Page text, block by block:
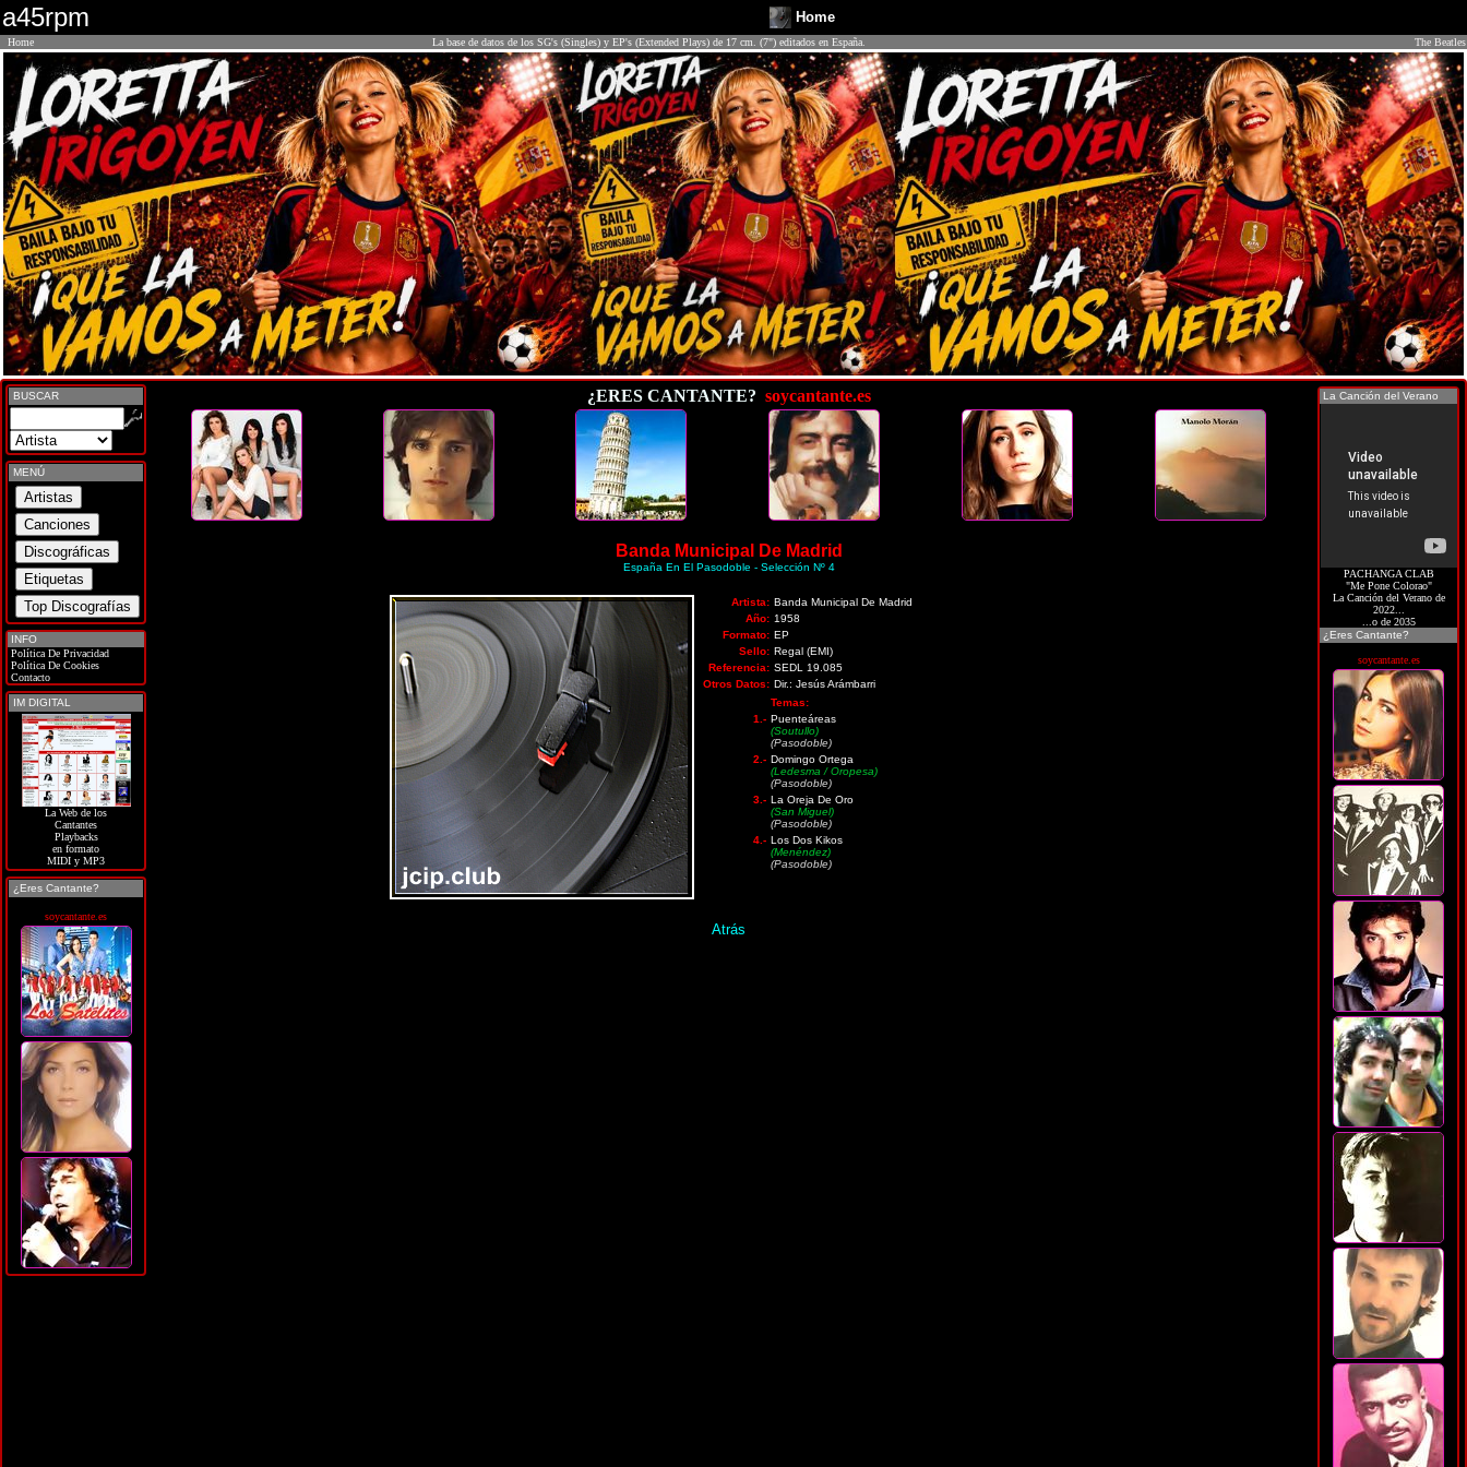
a45rpm Home
Home La base de datos de los SG's (Singles) y EP's (Extended Plays) de 17 cm. (7") editados en España. The Beatles
BUSCAR
MENÚ
INFO
Política De Privacidad
Política De Cookies
Contacto
IM DIGITAL
La Web de los
Cantantes
Playbacks
en formato
MIDI y MP3
¿Eres Cantante?
soycantante.es
¿ERES CANTANTE? soycantante.es
Banda Municipal De Madrid
España En El Pasodoble - Selección Nº 4
Artista: Banda Municipal De Madrid
Año: 1958
Formato: EP
Sello: Regal (EMI)
Referencia: SEDL 19.085
Otros Datos: Dir.: Jesús Arámbarri
Temas:
1.- Puenteáreas
(Soutullo)
(Pasodoble)
2.- Domingo Ortega
(Ledesma / Oropesa)
(Pasodoble)
3.- La Oreja De Oro
(San Miguel)
(Pasodoble)
4.- Los Dos Kikos
(Menéndez)
(Pasodoble)
Atrás
La Canción del Verano
PACHANGA CLAB
"Me Pone Colorao"
La Canción del Verano de
2022...
...o de 2035
¿Eres Cantante?
soycantante.es